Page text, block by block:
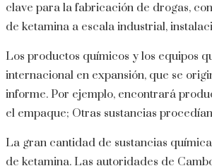
clave para la fabricación de drogas,
de ketamina a escala industrial,
Los productos químicos y los equipos
internacional en expansión, que se
informe. Por ejemplo, encontrará
el empaque; Otras sustancias
La gran cantidad de sustancias
de ketamina. Las autoridades de